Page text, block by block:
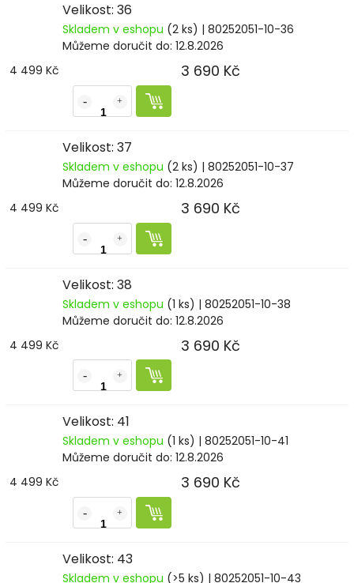
Velikost: 36
Skladem v eshopu (2 ks) | 80252051-10-36
Můžeme doručit do: 12.8.2026
4 499 Kč
3 690 Kč
Velikost: 37
Skladem v eshopu (2 ks) | 80252051-10-37
Můžeme doručit do: 12.8.2026
4 499 Kč
3 690 Kč
Velikost: 38
Skladem v eshopu (1 ks) | 80252051-10-38
Můžeme doručit do: 12.8.2026
4 499 Kč
3 690 Kč
Velikost: 41
Skladem v eshopu (1 ks) | 80252051-10-41
Můžeme doručit do: 12.8.2026
4 499 Kč
3 690 Kč
Velikost: 43
Skladem v eshopu (>5 ks) | 80252051-10-43